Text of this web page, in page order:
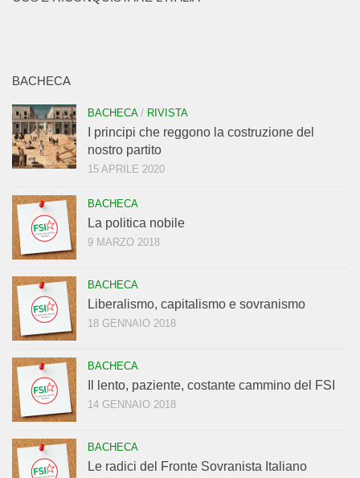
BACHECA
BACHECA/ RIVISTA
I principi che reggono la costruzione del
nostro partito
15 APRILE 2020
BACHECA
La politica nobile
9 MARZO 2018
BACHECA
Liberalismo, capitalismo e sovranismo
18 GENNAIO 2018
BACHECA
Il lento, paziente, costante cammino del FSI
14 GENNAIO 2018
BACHECA
Le radici del Fronte Sovranista Italiano